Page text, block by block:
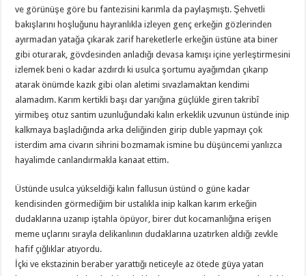
ve görünüşe göre bu fantezisini karımla da paylaşmıştı. Şehvetli
bakışlarını hoşluğunu hayranlıkla izleyen genç erkeğin gözlerinden
ayırmadan yatağa çıkarak zarif hareketlerle erkeğin üstüne ata biner
gibi oturarak, gövdesinden anladığı devasa kamışı içine yerleştirmesini
izlemek beni o kadar azdırdı ki usulca şortumu ayağımdan çıkarıp
atarak önümde kazık gibi olan aletimi sıvazlamaktan kendimi
alamadım. Karım kertikli başı dar yarığına güçlükle giren takribî
yirmibeş otuz santim uzunluğundaki kalın erkeklik uzvunun üstünde inip
kalkmaya başladığında arka deliğinden girip duble yapmayı çok
isterdim ama civarın sihrini bozmamak ismine bu düşüncemi yanlızca
hayalimde canlandırmakla kanaat ettim.
Üstünde usulca yükseldiği kalın fallusun üstünd o güne kadar
kendisinden görmediğim bir ustalıkla inip kalkan karım erkeğin
dudaklarına uzanıp iştahla öpüyor, birer dut kocamanlığına erişen
meme uçlarını sırayla delikanlının dudaklarına uzatırken aldığı zevkle
hafif çığlıklar atıyordu.
İçki ve ekstazinin beraber yarattığı neticeyle az ötede güya yatan